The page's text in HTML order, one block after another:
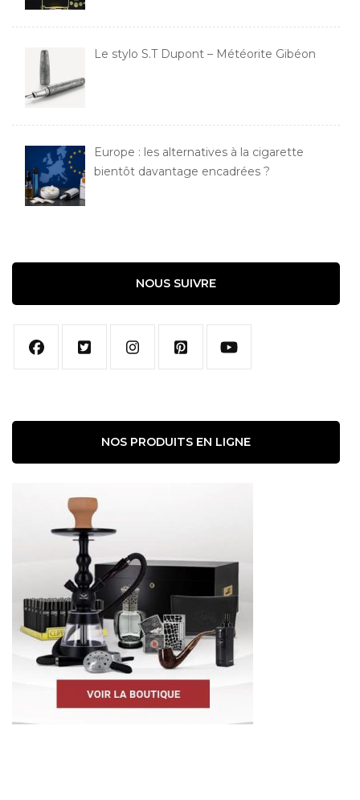
Le stylo S.T Dupont – Météorite Gibéon
Europe : les alternatives à la cigarette
bientôt davantage encadrées ?
NOUS SUIVRE
NOS PRODUITS EN LIGNE